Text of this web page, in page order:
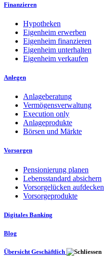
Finanzieren
Hypotheken
Eigenheim erwerben
Eigenheim finanzieren
Eigenheim unterhalten
Eigenheim verkaufen
Anlegen
Anlageberatung
Vermögensverwaltung
Execution only
Anlageprodukte
Börsen und Märkte
Vorsorgen
Pensionierung planen
Lebensstandard absichern
Vorsorgelücken aufdecken
Vorsorgeprodukte
Digitales Banking
Blog
Übersicht Geschäftlich